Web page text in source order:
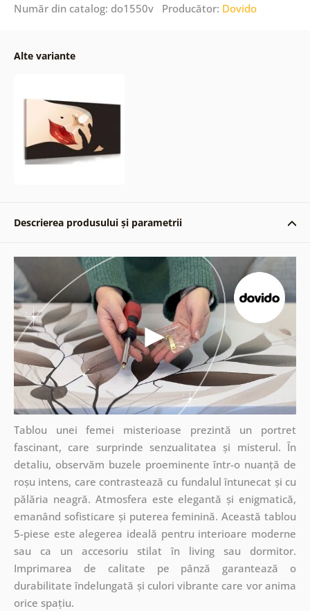
Număr din catalog: do1550v Producător: Dovido
Alte variante
Descrierea produsului și parametrii
Tablou unei femei misterioase prezintă un portret
fascinant, care surprinde senzualitatea și misterul. În
detaliu, observăm buzele proeminente într-o nuanță de
roșu intens, care contrastează cu fundalul întunecat și cu
pălăria neagră. Atmosfera este elegantă și enigmatică,
emanând sofisticare și puterea feminină. Această tablou
5-piese este alegerea ideală pentru interioare moderne
sau ca un accesoriu stilat în living sau dormitor.
Imprimarea de calitate pe pânză garantează o
durabilitate îndelungată și culori vibrante care vor anima
orice spațiu.